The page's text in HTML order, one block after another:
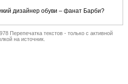
дизайнер обуви – фанат Барби?
Перепечатка текстов - только с активной
на источник.